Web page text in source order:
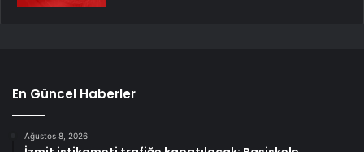
En Güncel Haberler
Ağustos 8, 2026